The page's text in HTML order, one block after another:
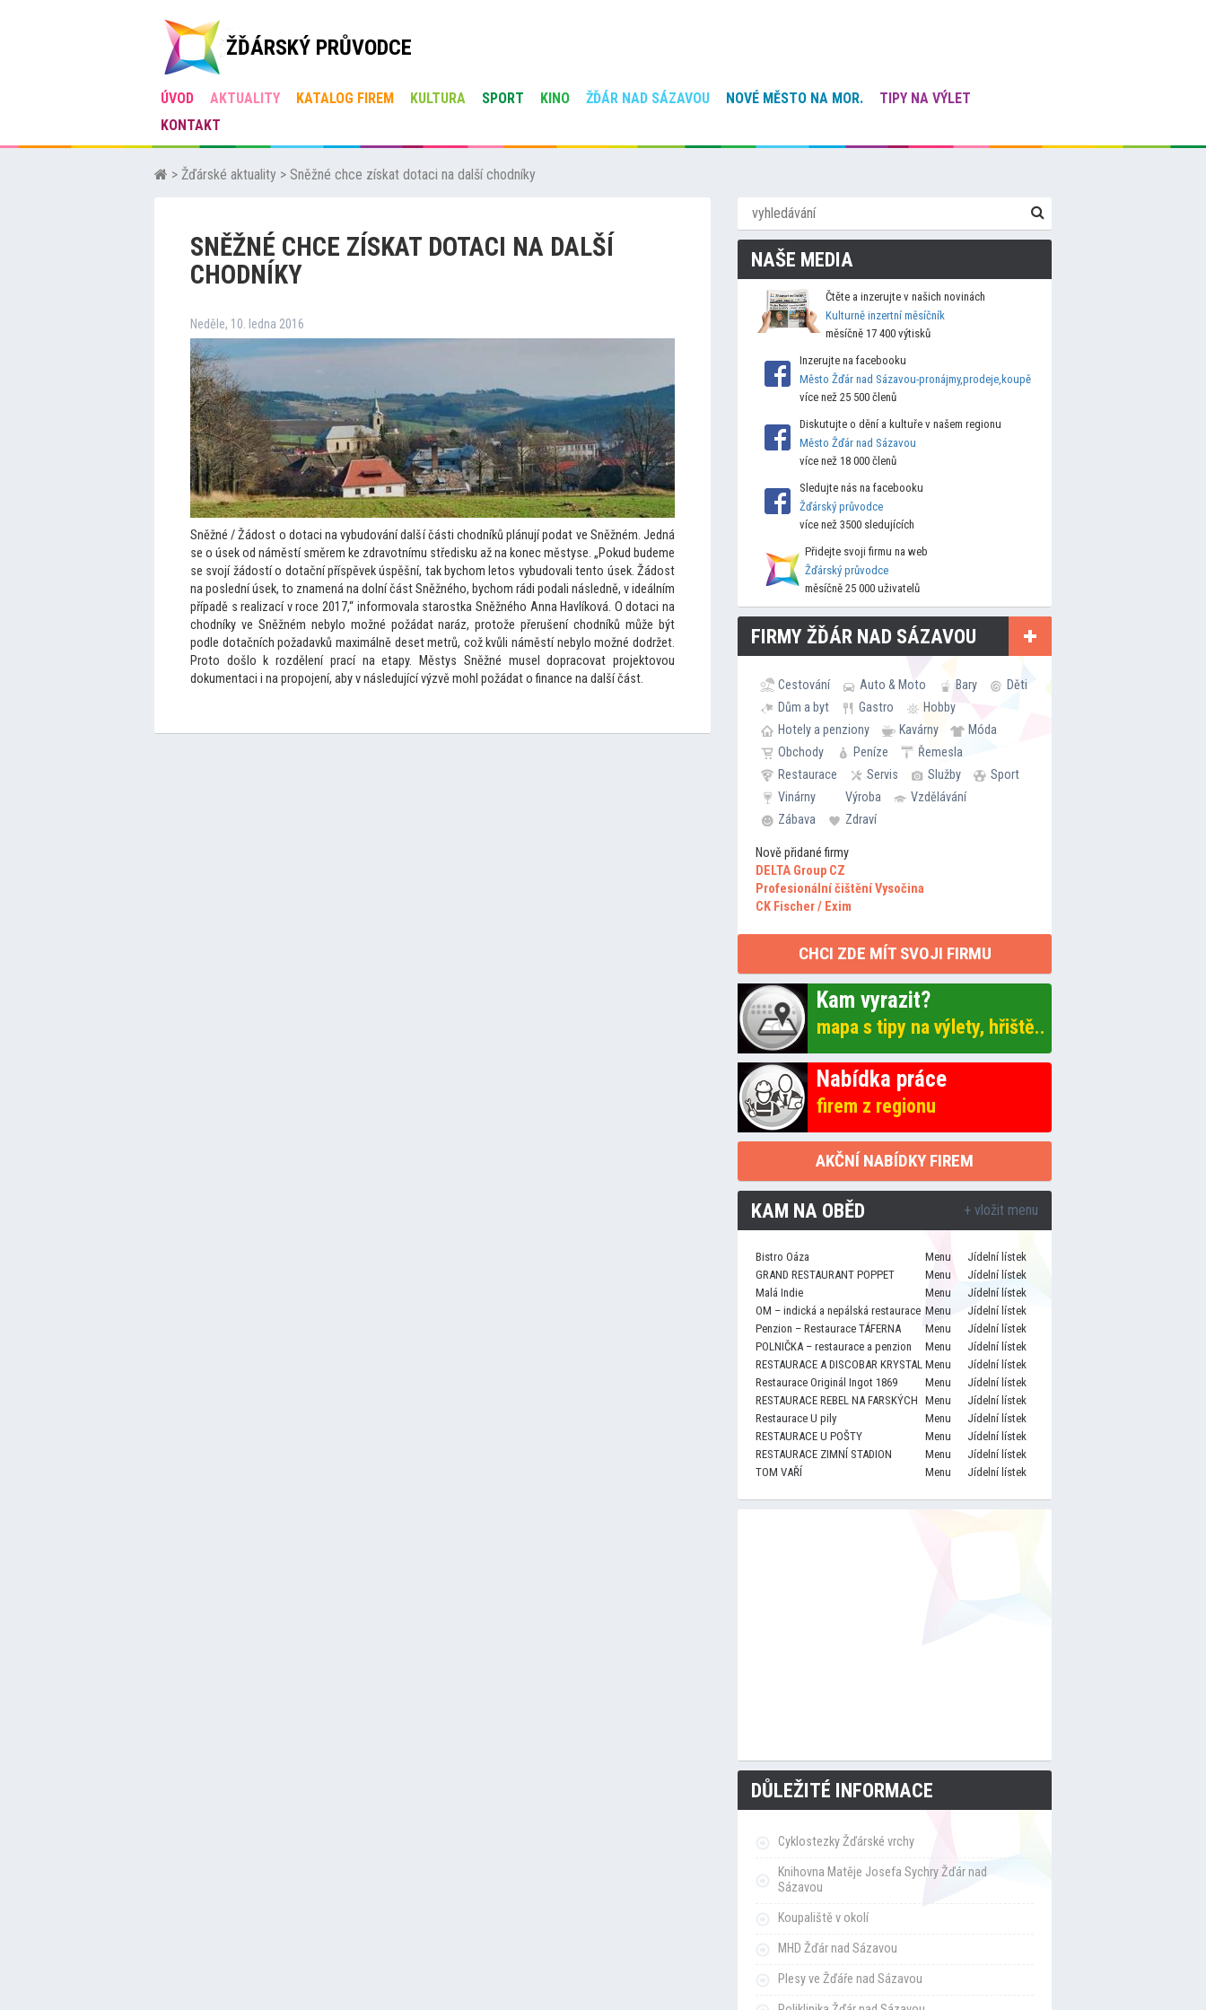
ŽĎÁRSKÝ PRŮVODCE
ÚVOD AKTUALITY KATALOG FIREM KULTURA SPORT KINO ŽĎÁR NAD SÁZAVOU NOVÉ MĚSTO NA MOR.
TIPY NA VÝLET
KONTAKT
> Žďárské aktuality > Sněžné chce získat dotaci na další chodníky
SNĚŽNÉ CHCE ZÍSKAT DOTACI NA DALŠÍ
CHODNÍKY
Neděle, 10. ledna 2016
Sněžné / Žádost o dotaci na vybudování další části chodníků plánují podat ve Sněžném. Jedná
se o úsek od náměstí směrem ke zdravotnímu středisku až na konec městyse. „Pokud budeme
se svojí žádostí o dotační příspěvek úspěšní, tak bychom letos vybudovali tento úsek. Žádost
na poslední úsek, to znamená na dolní část Sněžného, bychom rádi podali následně, v ideálním
případě s realizací v roce 2017,“ informovala starostka Sněžného Anna Havlíková. O dotaci na
chodníky ve Sněžném nebylo možné požádat naráz, protože přerušení chodníků může být
podle dotačních požadavků maximálně deset metrů, což kvůli náměstí nebylo možné dodržet.
Proto došlo k rozdělení prací na etapy. Městys Sněžné musel dopracovat projektovou
dokumentaci i na propojení, aby v následující výzvě mohl požádat o finance na další část.
NAŠE MEDIA
Čtěte a inzerujte v našich novinách
Kulturně inzertní měsíčník
měsíčně 17 400 výtisků
Inzerujte na facebooku
Město Žďár nad Sázavou-pronájmy,prodeje,koupě
více než 25 500 členů
Diskutujte o dění a kultuře v našem regionu
Město Žďár nad Sázavou
více než 18 000 členů
Sledujte nás na facebooku
Žďárský průvodce
více než 3500 sledujících
Přidejte svoji firmu na web
Žďárský průvodce
měsíčně 25 000 uživatelů
FIRMY ŽĎÁR NAD SÁZAVOU
Cestování Auto & Moto Bary
Děti
Dům a byt
Gastro
Hobby
Hotely a penziony
Kavárny
Móda
Obchody
Peníze
Řemesla
Restaurace
Servis Služby
Sport
Vinárny
Výroba
Vzdělávání
Zábava
Zdraví
Nově přidané firmy
DELTA Group CZ
Profesionální čištění Vysočina
CK Fischer / Exim
CHCI ZDE MÍT SVOJI FIRMU
Kam vyrazit?
mapa s tipy na výlety, hřiště..
Nabídka práce
firem z regionu
AKČNÍ NABÍDKY FIREM
KAM NA OBĚD + vložit menu
Bistro Oáza Menu
Jídelní lístek
GRAND RESTAURANT POPPET
Menu
Jídelní lístek
Malá Indie
Menu
Jídelní lístek
OM – indická a nepálská restaurace Menu
Jídelní lístek
Penzion – Restaurace TÁFERNA
Menu
Jídelní lístek
POLNIČKA – restaurace a penzion
Menu
Jídelní lístek
RESTAURACE A DISCOBAR KRYSTAL Menu
Jídelní lístek
Restaurace Originál Ingot 1869
Menu
Jídelní lístek
RESTAURACE REBEL NA FARSKÝCH Menu
Jídelní lístek
Restaurace U pily
Menu
Jídelní lístek
RESTAURACE U POŠTY
Menu
Jídelní lístek
RESTAURACE ZIMNÍ STADION
Menu
Jídelní lístek
TOM VAŘÍ
Menu Jídelní lístek
DŮLEŽITÉ INFORMACE
Cyklostezky Žďárské vrchy
Knihovna Matěje Josefa Sychry Žďár nad
Sázavou
Koupaliště v okolí
MHD Žďár nad Sázavou
Plesy ve Žďáře nad Sázavou